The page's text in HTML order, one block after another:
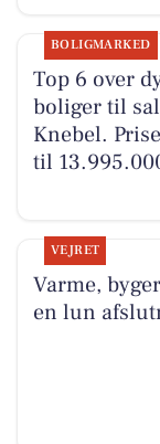
BOLIGMARKED
Top 6 over
boliger til
Knebel.
til
VEJRET
Varme,
en lun